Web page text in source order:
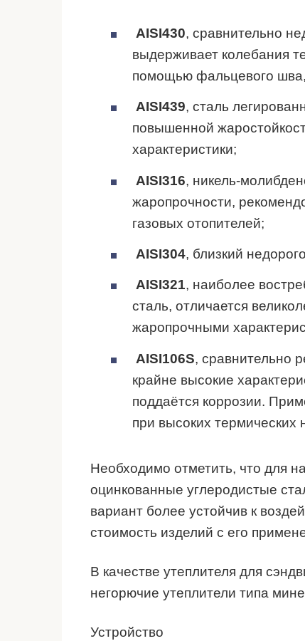
AISI430, сравнительно
выдерживает колебания
помощью фальцевого шва,
AISI439, сталь
повышенной
характеристики;
АISI316, никель-
жаропрочности,
газовых отопителей;
АISI304, близкий
АISI321, наиболее
сталь, отличается
жаропрочными
АISI106S, сравнительно
крайне высокие
поддаётся коррозии.
при высоких термических
Необходимо отметить, что для
оцинкованные углеродистые
вариант более устойчив к
стоимость изделий с его
В качестве утеплителя для
негорючие утеплители типа
Устройство